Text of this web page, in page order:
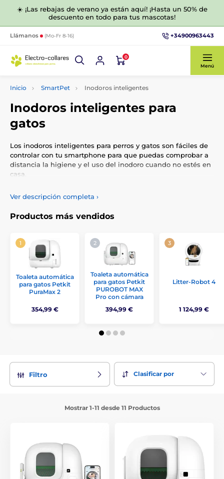
☀️ ¡Las rebajas de verano ya están aquí! ¡Hasta un 50% de
descuento en todo para tus mascotas!
Llámanos (Mo-Fr 8-16) +34900963443
0
Menú
Inicio SmartPet Inodoros inteligentes
Inodoros inteligentes para
gatos
Los inodoros inteligentes para perros y gatos son fáciles de
controlar con tu smartphone para que puedas comprobar a
distancia la higiene y el uso del inodoro cuando no estés en
casa.
Ver descripción completa ›
Productos más vendidos
Toaleta automática
para gatos Petkit
PuraMax 2
354,99 €
Toaleta automática
para gatos Petkit
PUROBOT MAX
Pro con cámara
394,99 €
Litter-Robot 4
1 124,99 €
Filtro Clasificar por
Mostrar 1-11 desde 11 Productos